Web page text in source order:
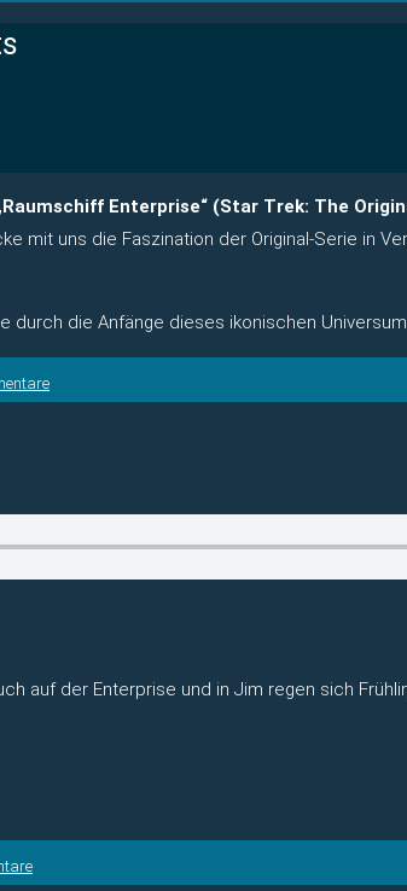
Enterprise“ (Star Trek: The
mit uns die Faszination der Original-Serie in
die Anfänge dieses ikonischen
auf der Enterprise und in Jim regen sich